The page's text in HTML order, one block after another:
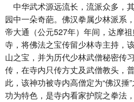
中华武术源远流长，流派众多，
园中一朵奇葩。佛汉拳属少林派系
帝大通（公元527年）年间，达摩
寺，将佛法之宝传留少林寺主持，
山之宝，并为历代少林武僧秘密传
传，在寺内只传方丈及武僧教头，
此，该神功被寺内高僧定为“佛汉捶
功为特色，是寺内看家护院之拳法，